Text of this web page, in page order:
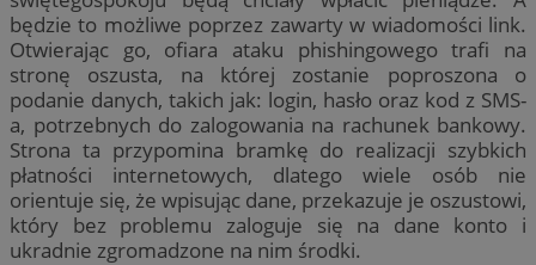
będzie to możliwe poprzez zawarty w wiadomości link.
Otwierając go, ofiara ataku phishingowego trafi na
stronę oszusta, na której zostanie poproszona o
podanie danych, takich jak: login, hasło oraz kod z SMS-
a, potrzebnych do zalogowania na rachunek bankowy.
Strona ta przypomina bramkę do realizacji szybkich
płatności internetowych, dlatego wiele osób nie
orientuje się, że wpisując dane, przekazuje je oszustowi,
który bez problemu zaloguje się na dane konto i
ukradnie zgromadzone na nim środki.